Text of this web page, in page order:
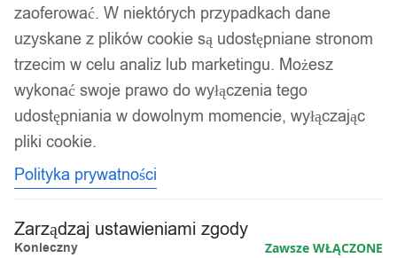
zaoferować. W niektórych przypadkach dane
uzyskane z plików cookie są udostępniane stronom
trzecim w celu analiz lub marketingu. Możesz
wykonać swoje prawo do wyłączenia tego
udostępniania w dowolnym momencie, wyłączając
pliki cookie.
Polityka prywatności
Zarządzaj ustawieniami zgody
Konieczny Zawsze WŁĄCZONE